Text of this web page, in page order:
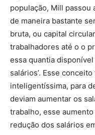
população, Mill passou
de maneira bastante
bruta, ou capital
trabalhadores até o o
essa quantia
salários’. Esse
inteligentíssima, para
deviam aumentar os
trabalho, esse
redução dos salários